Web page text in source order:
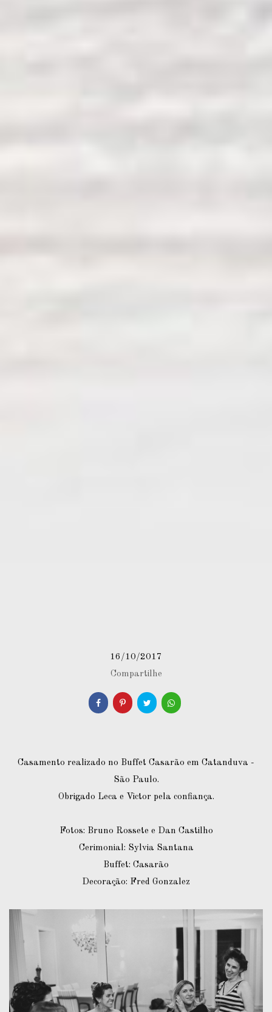
16/10/2017
Compartilhe
Casamento realizado no Buffet Casarão em Catanduva -
São Paulo.
Obrigado Leca e Victor pela confiança.
Fotos: Bruno Rossete e Dan Castilho
Cerimonial: Sylvia Santana
Buffet: Casarão
Decoração: Fred Gonzalez